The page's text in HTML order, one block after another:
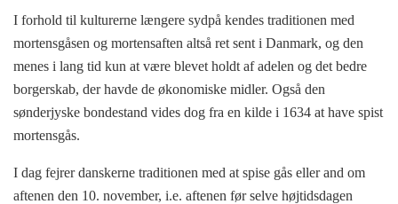
I forhold til kulturerne længere sydpå kendes traditionen med
mortensgåsen og mortensaften altså ret sent i Danmark, og den
menes i lang tid kun at være blevet holdt af adelen og det bedre
borgerskab, der havde de økonomiske midler. Også den
sønderjyske bondestand vides dog fra en kilde i 1634 at have spist
mortensgås.
I dag fejrer danskerne traditionen med at spise gås eller and om
aftenen den 10. november, i.e. aftenen før selve højtidsdagen